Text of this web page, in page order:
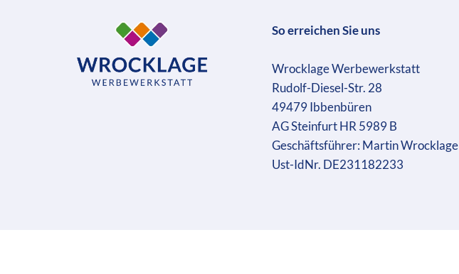
So erreichen Sie uns
Wrocklage Werbewerkstatt
Rudolf-Diesel-Str. 28
49479 Ibbenbüren
AG Steinfurt HR 5989 B
Geschäftsführer: Martin Wrocklage
Ust-IdNr. DE231182233